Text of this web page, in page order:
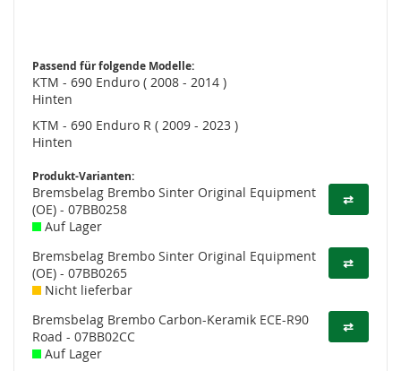
Passend für folgende Modelle:
KTM - 690 Enduro ( 2008 - 2014 )
Hinten
KTM - 690 Enduro R ( 2009 - 2023 )
Hinten
Produkt-Varianten:
⇄
Bremsbelag Brembo Sinter Original Equipment
(OE) - 07BB0258
Auf Lager
⇄
Bremsbelag Brembo Sinter Original Equipment
(OE) - 07BB0265
Nicht lieferbar
⇄
Bremsbelag Brembo Carbon-Keramik ECE-R90
Road - 07BB02CC
Auf Lager